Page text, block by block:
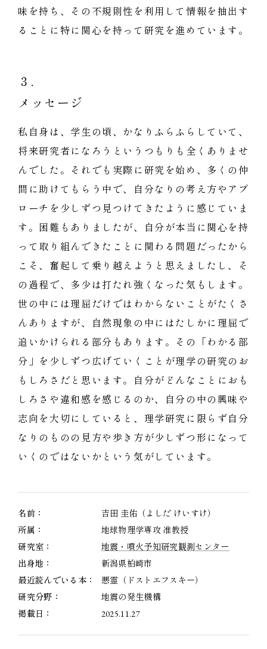
味を持ち、その不規則性を利用して情報を抽出す
ることに特に関心を持って研究を進めています。
３．
メッセージ
私自身は、学生の頃、かなりふらふらしていて、
将来研究者になろうというつもりも全くありませ
んでした。それでも実際に研究を始め、多くの仲
間に助けてもらう中で、自分なりの考え方やアプ
ローチを少しずつ見つけてきたように感じていま
す。困難もありましたが、自分が本当に関心を持
って取り組んできたことに関わる問題だったから
こそ、奮起して乗り越えようと思えましたし、そ
の過程で、多少は打たれ強くなった気もします。
世の中には理屈だけではわからないことがたくさ
んありますが、自然現象の中にはたしかに理屈で
追いかけられる部分もあります。その「わかる部
分」を少しずつ広げていくことが理学の研究のお
もしろさだと思います。自分がどんなことにおも
しろさや違和感を感じるのか、自分の中の興味や
志向を大切にしていると、理学研究に限らず自分
なりのものの見方や歩き方が少しずつ形になって
いくのではないかという気がしています。
名前：
吉田 圭佑（よしだ けいすけ）
所属：
地球物理学専攻 准教授
研究室：
地震・噴火予知研究観測センター
出身地：
新潟県柏崎市
最近読んでいる本：
悪霊（ドストエフスキー）
研究分野：
地震の発生機構
掲載日：
2025.11.27